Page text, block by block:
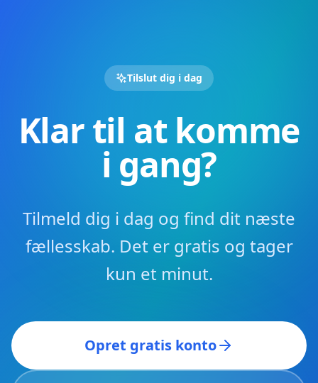
Tilslut dig i dag
Klar til at komme
i gang?
Tilmeld dig i dag og find dit næste
fællesskab. Det er gratis og tager
kun et minut.
Opret gratis konto